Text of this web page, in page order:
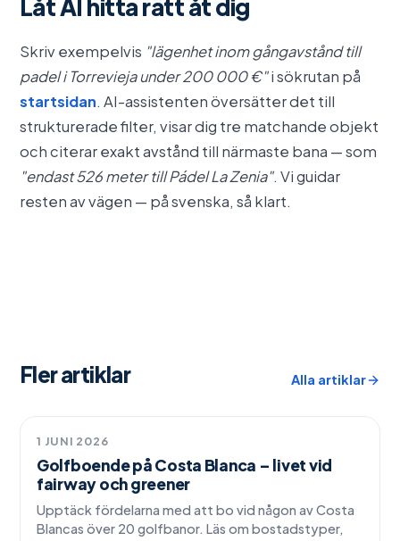
Låt AI hitta rätt åt dig
Skriv exempelvis "lägenhet inom gångavstånd till
padel i Torrevieja under 200 000 €"i sökrutan på
startsidan. AI-assistenten översätter det till
strukturerade filter, visar dig tre matchande objekt
och citerar exakt avstånd till närmaste bana — som
"endast 526 meter till Pádel La Zenia". Vi guidar
resten av vägen — på svenska, så klart.
Fler artiklar Alla artiklar
Livsstil
1 JUNI 2026
Golfboende på Costa Blanca – livet vid
fairway och greener
Upptäck fördelarna med att bo vid någon av Costa
Blancas över 20 golfbanor. Läs om bostadstyper,